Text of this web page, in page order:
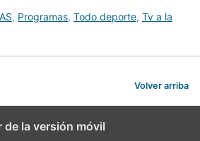
, Programas, Todo deporte, Tv a la
Volver arriba
de la versión móvil